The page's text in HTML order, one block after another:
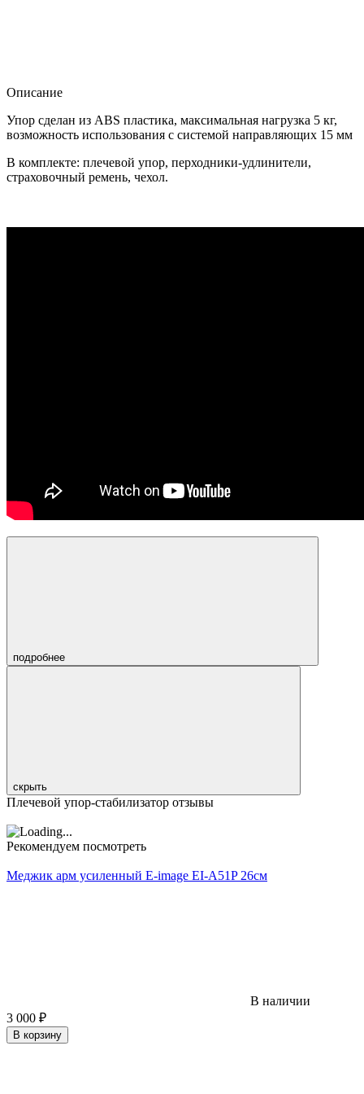
Описание
Упор сделан из ABS пластика, максимальная нагрузка 5 кг,
возможность использования с системой направляющих 15 мм
В комплекте: плечевой упор, перходники-удлинители,
страховочный ремень, чехол.
подробнее
скрыть
Плечевой упор-стабилизатор отзывы
Рекомендуем посмотреть
Меджик арм усиленный E-image EI-A51P 26см
В наличии
3 000 ₽
В корзину